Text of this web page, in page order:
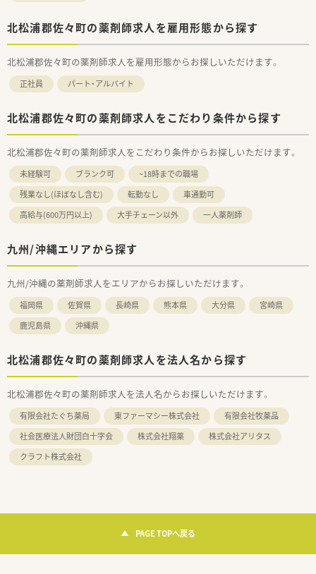
北松浦郡佐々町の薬剤師求人を雇用形態から探す
北松浦郡佐々町の薬剤師求人を雇用形態からお探しいただけます。
正社員 パート・アルバイト
北松浦郡佐々町の薬剤師求人をこだわり条件から探す
北松浦郡佐々町の薬剤師求人をこだわり条件からお探しいただけます。
未経験可 ブランク可
~18時までの職場
残業なし(ほぼなし含む)
転勤なし
車通勤可
高給与(600万円以上)
大手チェーン以外 一人薬剤師
九州/沖縄エリアから探す
九州/沖縄の薬剤師求人をエリアからお探しいただけます。
福岡県 佐賀県 長崎県 熊本県 大分県
宮崎県
鹿児島県
沖縄県
北松浦郡佐々町の薬剤師求人を法人名から探す
北松浦郡佐々町の薬剤師求人を法人名からお探しいただけます。
有限会社たぐち薬局 東ファーマシー株式会社
有限会社牧薬品
社会医療法人財団白十字会
株式会社翔薬
株式会社アリタス
クラフト株式会社
PAGE TOPへ戻る